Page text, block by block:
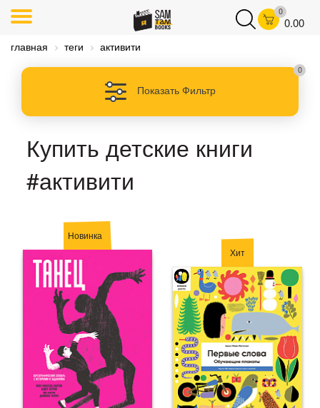
0
0.00
главная теги активити
Показать Фильтр
0
Купить детские книги
#активити
Новинка
Хит